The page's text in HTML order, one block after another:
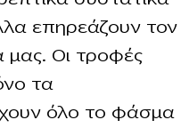
επηρεάζουν τον
μας. Οι τροφές
τα
όλο το φάσμα